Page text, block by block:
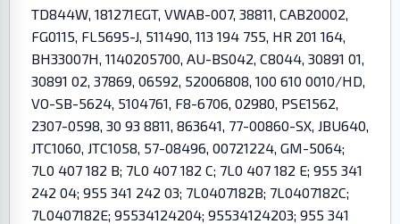
TD844W, 181271EGT, VWAB-007, 38811, CAB20002,
FG0115, FL5695-J, 511490, 113 194 755, HR 201 164,
BH33007H, 1140205700, AU-BS042, C8044, 30891 01,
30891 02, 37869, 06592, 52006808, 100 610 0010/HD,
VO-SB-5624, 5104761, F8-6706, 02980, PSE1562,
2307-0598, 30 93 8811, 863641, 77-00860-SX, JBU640,
JTC1060, JTC1058, 57-08496, 00721224, GM-5064;
7L0 407 182 B; 7L0 407 182 C; 7L0 407 182 E; 955 341
242 04; 955 341 242 03; 7L0407182B; 7L0407182C;
7L0407182E; 95534124204; 95534124203; 955 341